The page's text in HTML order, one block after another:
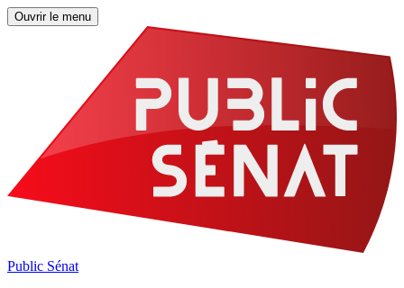
Ouvrir le menu
Public Sénat